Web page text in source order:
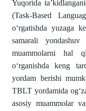
Yuqorida
(Task-Based
o‘rgatishda yuzaga
samarali
muammolarni hal
o‘rganishda keng
yordam berishi
TBLT yordamida
asosiy muammolar